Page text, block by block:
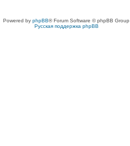
Powered by phpBB® Forum Software © phpBB Group
Русская поддержка phpBB